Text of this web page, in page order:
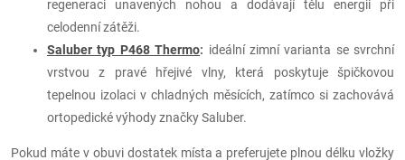
regeneraci unavených nohou a dodávají tělu energii při
celodenní zátěži.
Saluber typ P468 Thermo: ideální zimní varianta se svrchní
vrstvou z pravé hřejivé vlny, která poskytuje špičkovou
tepelnou izolaci v chladných měsících, zatímco si zachovává
ortopedické výhody značky Saluber.
Pokud máte v obuvi dostatek místa a preferujete plnou délku vložky